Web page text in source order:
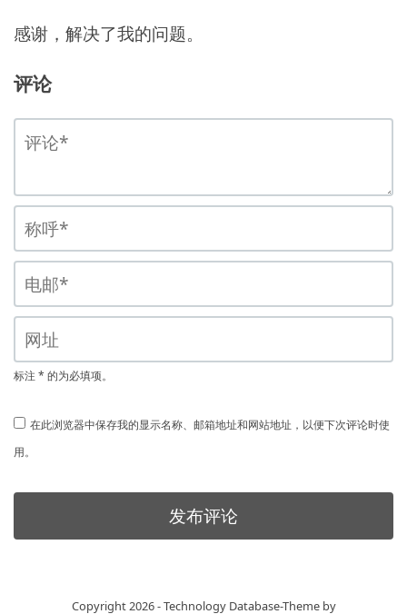
感谢，解决了我的问题。
评论
标注 * 的为必填项。
在此浏览器中保存我的显示名称、邮箱地址和网站地址，以便下次评论时使
用。
Copyright 2026 - Technology Database-Theme by